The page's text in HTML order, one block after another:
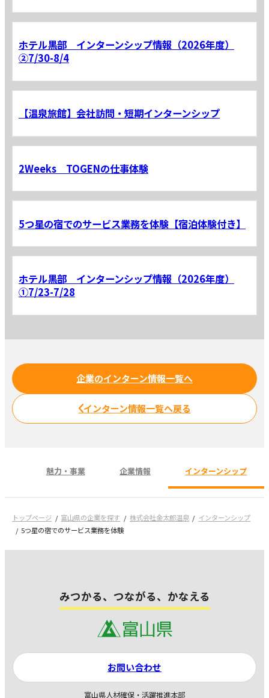
ホテル黒部 インターンシップ情報（2026年度）
②7/30-8/4
【温泉旅館】会社訪問・短期インターンシップ
2Weeks TOGENの仕事体験
5つ星の宿でのサービス業務を体験【宿泊体験付き】
ホテル黒部 インターンシップ情報（2026年度）
①7/23-7/28
企業のインターン情報一覧へ
インターン情報一覧へ戻る
魅力・事業 企業情報 インターンシップ
トップページ 富山県の企業を探す 株式会社金太郎温泉
インターンシップ
5つ星の宿でのサービス業務を体験
みつかる、つながる、かなえる
富山県人材確保・活躍推進本部
お問い合わせ